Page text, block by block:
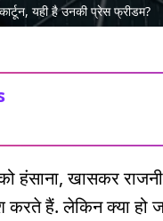
यही है उनकी प्रेस फ्रीडम?
को हंसाना, खासकर
करते हैं. लेकिन क्या हो